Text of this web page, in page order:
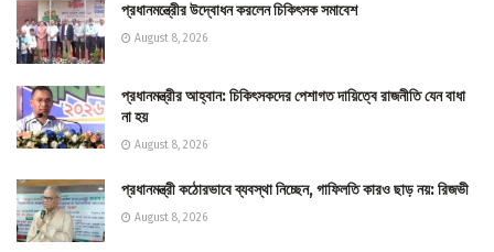
প্রধানমন্ত্রীের উদ্বোধন করলেন চিকিৎসক সমাবেশ
August 8, 2026
প্রধানমন্ত্রীর আহ্বান: চিকিৎসকদের পেশাগত দায়িত্বে রাজনীতি যেন বাধা
না হয়
August 8, 2026
প্রধানমন্ত্রী কঠোরভাবে ব্যবস্থা নিচ্ছেন, গাফিলতি কারও ছাড় নয়: রিজভী
August 8, 2026